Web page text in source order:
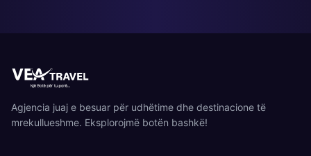
Agjencia juaj e besuar për udhëtime dhe destinacione të
mrekullueshme. Eksplorojmë botën bashkë!